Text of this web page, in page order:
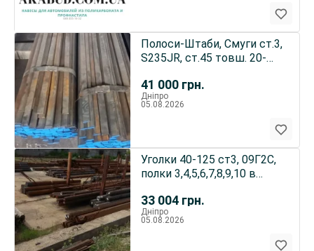
41 000 грн.
Полоси-Штаби, Смуги ст.3,
S235JR, ст.45 товш. 20-
Дніпро
05.08.2026
33 004 грн.
Уголки 40-125 ст3, 09Г2С,
полки 3,4,5,6,7,8,9,10 в
Дніпро
05.08.2026